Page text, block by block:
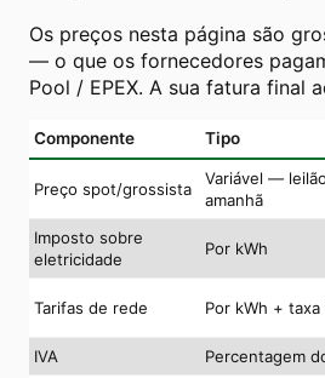
Os preços nesta página são
— o que os fornecedores
Pool / EPEX. A sua fatura final
Componente Tipo
Preço spot/grossista
Variável —
amanhã
Imposto sobre
eletricidade
Por kWh
Tarifas de rede Por kWh + taxa
IVA
Percentagem